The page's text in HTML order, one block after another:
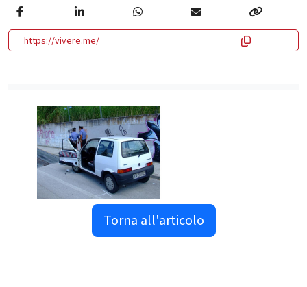
https://vivere.me/
Torna all'articolo